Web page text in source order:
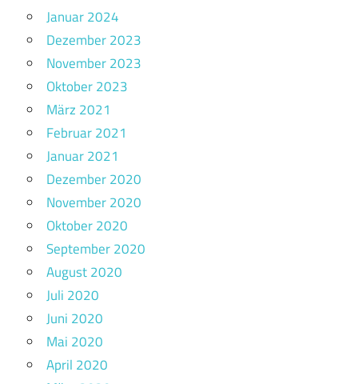
Januar 2024
Dezember 2023
November 2023
Oktober 2023
März 2021
Februar 2021
Januar 2021
Dezember 2020
November 2020
Oktober 2020
September 2020
August 2020
Juli 2020
Juni 2020
Mai 2020
April 2020